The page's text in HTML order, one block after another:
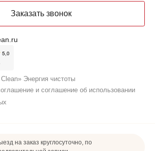
Заказать звонок
Энергия чистоты
и соглашение об использовании
на заказ круглосуточно, по